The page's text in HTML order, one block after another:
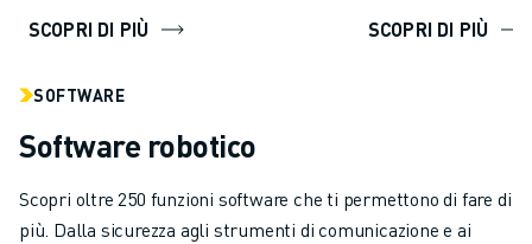
SCOPRI DI PIÙ
SCOPRI DI PIÙ
SOFTWARE
Software robotico
Scopri oltre 250 funzioni software che ti permettono di fare di
più. Dalla sicurezza agli strumenti di comunicazione e ai